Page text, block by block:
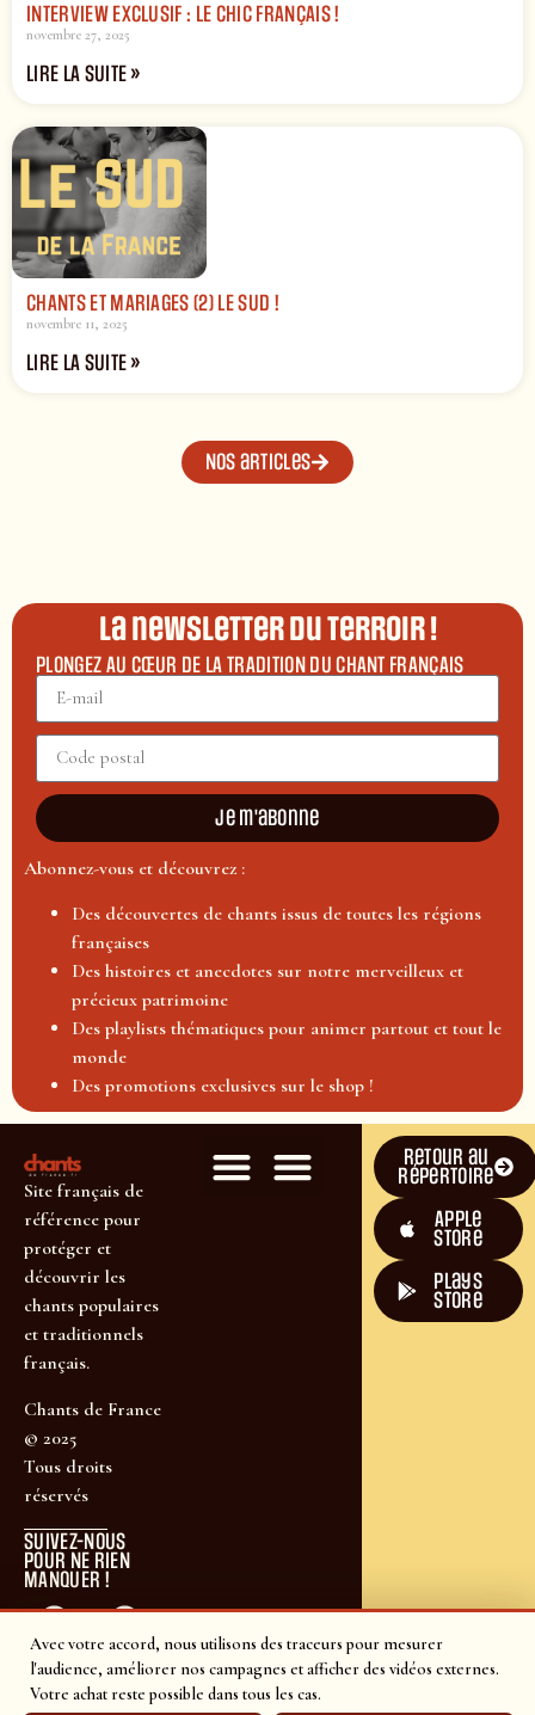
Avec votre accord, nous utilisons des traceurs pour mesurer
l'audience, améliorer nos campagnes et afficher des vidéos externes.
Votre achat reste possible dans tous les cas.
INTERVIEW EXCLUSIF : LE CHIC FRANÇAIS !
novembre 27, 2025
LIRE LA SUITE »
CHANTS ET MARIAGES (2) LE SUD !
novembre 11, 2025
LIRE LA SUITE »
Nos articles
La newsletter du terroir !
PLONGEZ AU CŒUR DE LA TRADITION DU CHANT FRANÇAIS
Je m'abonne
Abonnez-vous et découvrez :
Des découvertes de chants issus de toutes les régions
françaises
Des histoires et anecdotes sur notre merveilleux et
précieux patrimoine
Des playlists thématiques pour animer partout et tout le
monde
Des promotions exclusives sur le shop !
Site français de
référence pour
protéger et
découvrir les
chants populaires
et traditionnels
français.
Chants de France
© 2025
Tous droits
réservés
SUIVEZ-NOUS
POUR NE RIEN
MANQUER !
Retour au
répertoire
Apple
Store
plays
store